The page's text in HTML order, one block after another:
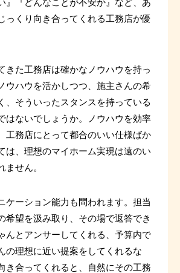
っくり向き合ってくれる工務店が優
きた工務店は確かなノウハウを持っ
ウハウを活かしつつ、施主さんの希
、そういったスタンスを持っている
はないでしょうか。ノウハウを効率
工務店にとって都合のいい仕様ばか
は、理想のマイホーム実現は遠のい
ません。
ケーション能力も問われます。担当
希望を汲み取り、その場で返答でき
んとアンサーしてくれる、予算内で
の理想に近い提案をしてくれるな
き合ってくれると、自然にその工務